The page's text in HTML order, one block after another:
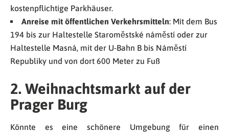
kostenpflichtige Parkhäuser.
Anreise mit öffentlichen Verkehrsmitteln: Mit dem Bus
194 bis zur Haltestelle Staroměstské náměstí oder zur
Haltestelle Masná, mit der U-Bahn B bis Náměstí
Republiky und von dort 600 Meter zu Fuß
2. Weihnachtsmarkt auf der
Prager Burg
Könnte es eine schönere Umgebung für einen